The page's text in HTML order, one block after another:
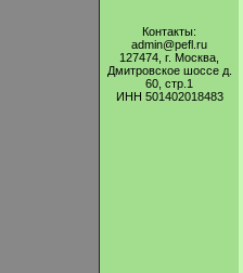
Контакты:
admin@pefl.ru
127474, г. Москва,
Дмитровское шоссе д.
60, стр.1
ИНН 501402018483